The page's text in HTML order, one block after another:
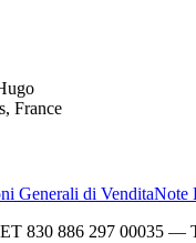
France
Generali di VenditaNote
830 886 297 00035 —